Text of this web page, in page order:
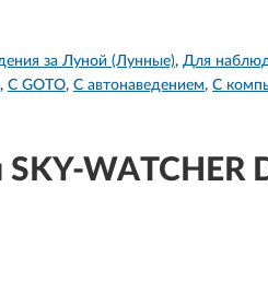
за Луной (Лунные) Для
С GOTO С автонаведением С
WATCHER